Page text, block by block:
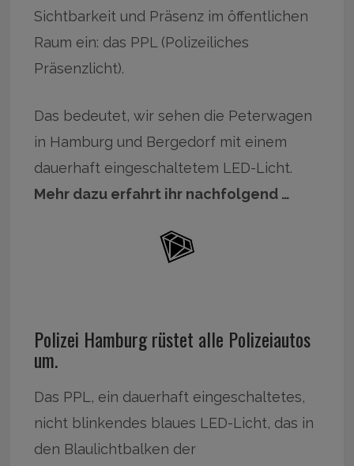
Sichtbarkeit und Präsenz im öffentlichen
Raum ein: das PPL (Polizeiliches
Präsenzlicht).
Das bedeutet, wir sehen die Peterwagen
in Hamburg und Bergedorf mit einem
dauerhaft eingeschaltetem LED-Licht.
Mehr dazu erfahrt ihr nachfolgend …
Polizei Hamburg rüstet alle Polizeiautos
um.
Das PPL, ein dauerhaft eingeschaltetes,
nicht blinkendes blaues LED-Licht, das in
den Blaulichtbalken der